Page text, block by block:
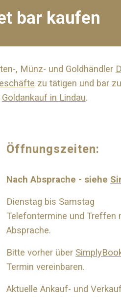
bar kaufen
, Münz- und Goldhändler
zu tätigen und bar
Goldankauf in Lindau.
Öffnungszeiten:
Nach Absprache - siehe
Dienstag bis Samstag
Telefontermine und Treffen
Absprache.
Bitte vorher über
Termin vereinbaren.
Aktuelle Ankauf- und